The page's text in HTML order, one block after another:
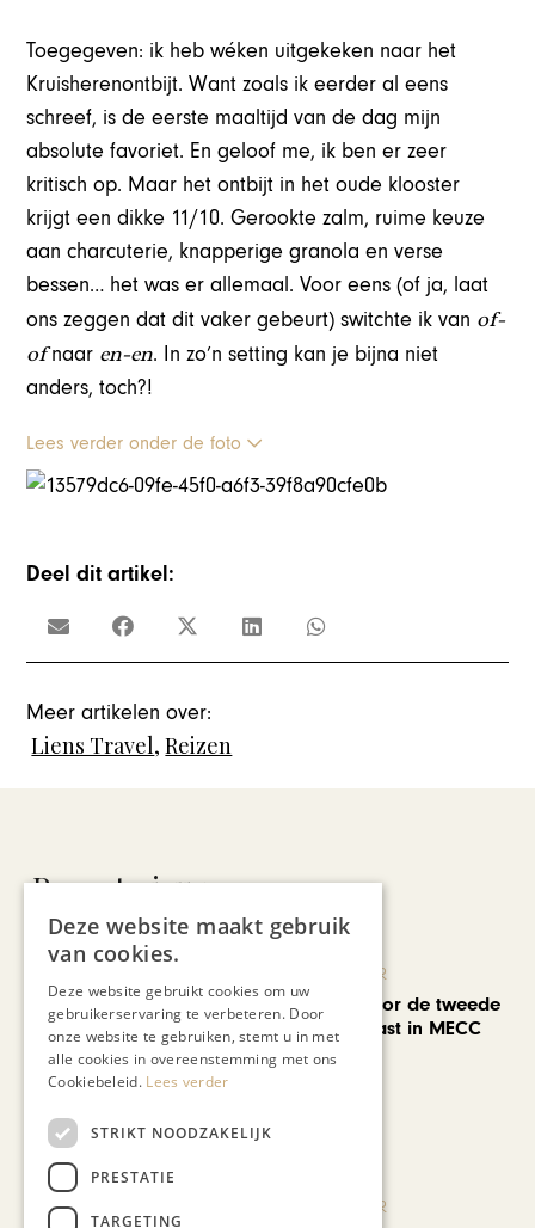
Toegegeven: ik heb wéken uitgekeken naar het
Kruisherenontbijt. Want zoals ik eerder al eens
schreef, is de eerste maaltijd van de dag mijn
absolute favoriet. En geloof me, ik ben er zeer
kritisch op. Maar het ontbijt in het oude klooster
krijgt een dikke 11/10. Gerookte zalm, ruime keuze
aan charcuterie, knapperige granola en verse
bessen… het was er allemaal. Voor eens (of ja, laat
ons zeggen dat dit vaker gebeurt) switchte ik van of-
ofnaar en-en. In zo’n setting kan je bijna niet
anders, toch?!
Lees verder onder de foto
Deel dit artikel:
Meer artikelen over:
Liens Travel,Reizen
Recent nieuws
KUNST & CULTUUR
EuropArtFair voor de tweede
keer op rij te gast in MECC
Maastricht
KUNST & CULTUUR
Deze website maakt gebruik
van cookies.
Deze website gebruikt cookies om uw
gebruikerservaring te verbeteren. Door
onze website te gebruiken, stemt u in met
alle cookies in overeenstemming met ons
Cookiebeleid. Lees verder
STRIKT NOODZAKELIJK
PRESTATIE
TARGETING